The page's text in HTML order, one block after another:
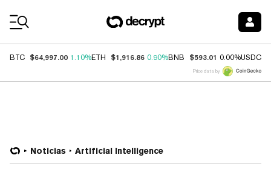
BTC $64,997.00 1.10%ETH $1,916.86 0.90%BNB $593.01 0.00%USDC
Price data by
Noticias Artificial Intelligence